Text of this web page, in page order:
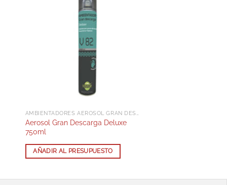
AMBIENTADORES AEROSOL GRAN DESCARGA
Aerosol Gran Descarga Deluxe
750ml
AÑADIR AL PRESUPUESTO